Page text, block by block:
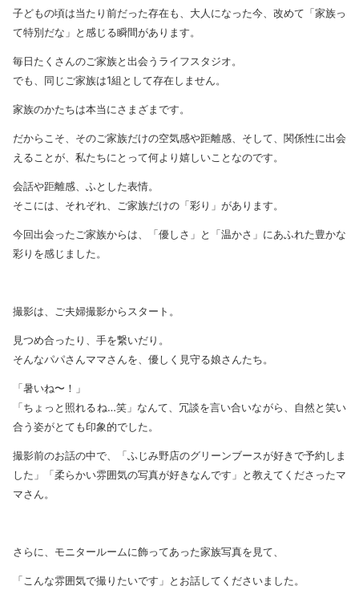
子どもの頃は当たり前だった存在も、大人になった今、改めて「家族っ
て特別だな」と感じる瞬間があります。
毎日たくさんのご家族と出会うライフスタジオ。
でも、同じご家族は1組として存在しません。
家族のかたちは本当にさまざまです。
だからこそ、そのご家族だけの空気感や距離感、そして、関係性に出会
えることが、私たちにとって何より嬉しいことなのです。
会話や距離感、ふとした表情。
そこには、それぞれ、ご家族だけの「彩り」があります。
今回出会ったご家族からは、「優しさ」と「温かさ」にあふれた豊かな
彩りを感じました。
撮影は、ご夫婦撮影からスタート。
見つめ合ったり、手を繋いだり。
そんなパパさんママさんを、優しく見守る娘さんたち。
「暑いね〜！」
「ちょっと照れるね…笑」なんて、冗談を言い合いながら、自然と笑い
合う姿がとても印象的でした。
撮影前のお話の中で、「ふじみ野店のグリーンブースが好きで予約しま
した」「柔らかい雰囲気の写真が好きなんです」と教えてくださったマ
マさん。
さらに、モニタールームに飾ってあった家族写真を見て、
「こんな雰囲気で撮りたいです」とお話してくださいました。